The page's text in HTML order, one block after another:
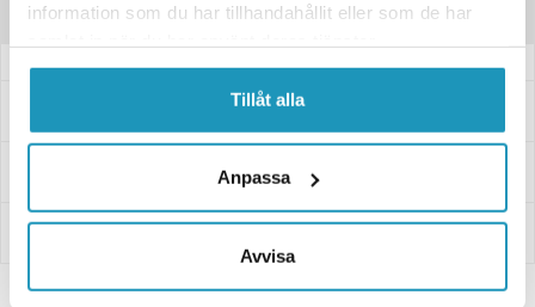
information som du har tillhandahållit eller som de har
Tillåt alla
Anpassa
Avvisa
Anmeldelser
Innbetaling